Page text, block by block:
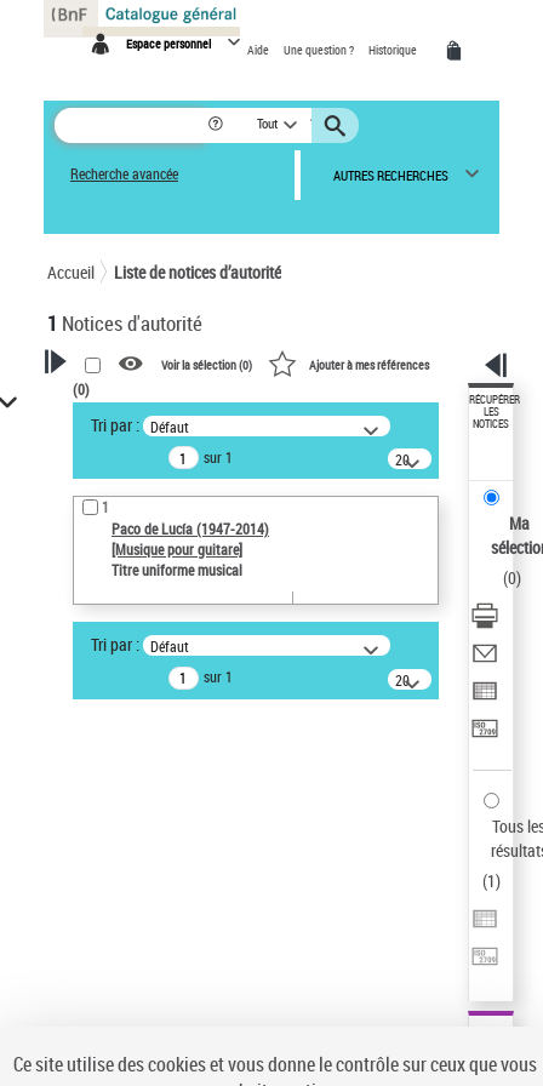
Espace personnel Aide Une question ? Historique
Tout
Recherche avancée AUTRES RECHERCHES
Accueil Liste de notices d’autorité
1 Notices d'autorité
VOTRE RECHERCHE
Recherche avancée dans les
notices d’autorité
Œuvres liées à l'auteur :
Paco de Lucía (1947-2014)
Sauvegarder votre recherche
AFFINER
Type de notice d'autorité
Voir la sélection (0) Ajouter à mes références
(0)
Tri par : Défaut
sur 1
20
résultats/page
1
Paco de Lucía (1947-2014)
[Musique pour guitare]
Titre uniforme musical
Tri par : Défaut
sur 1
20
résultats/page
RÉCUPÉRER
LES
NOTICES
Ma
(0)
Tous
(1)
Panneau de gestion des cookies
Ce site utilise des cookies et vous donne le contrôle sur ceux que vous